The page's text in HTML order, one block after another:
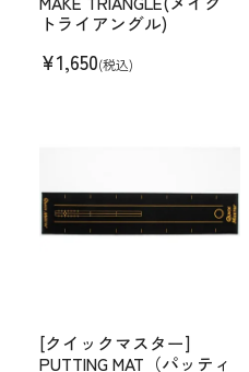
トライアングル)
¥1,650(税込)
[クイックマスター]
PUTTING MAT（パッティ